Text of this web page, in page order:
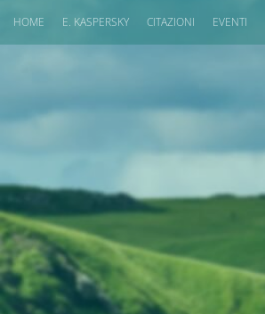
HOME E. KASPERSKY CITAZIONI EVENTI